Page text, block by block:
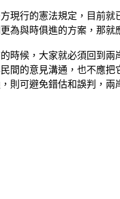
現行的憲法規定，目前
為與時俱進的方案，那
時候，大家就必須回到
間的意見溝通，也不應
則可避免錯估和誤判，